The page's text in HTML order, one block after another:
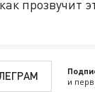
прозвучит
и